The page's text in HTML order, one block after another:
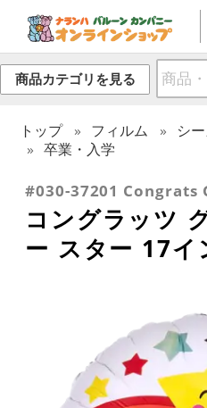
商品カテゴリを見る
トップ フィルム
シ
卒業・入学
#030-37201 Congrats
コングラッツ
ー スター 17イ